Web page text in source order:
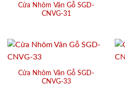
Cửa Nhôm Vân Gỗ SGD-
CNVG-31
Cửa Nhôm Vân Gỗ SGD-
CNVG-33